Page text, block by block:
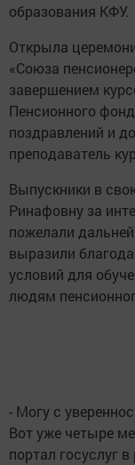
образования КФУ.
Открыла
«Союза
завершением
Пенсионного
поздравлений и
преподаватель
Выпускники в
Ринафовну за
пожелали
выразили
условий для
людям
- Могу с
Вот уже четыре
портал госуслуг